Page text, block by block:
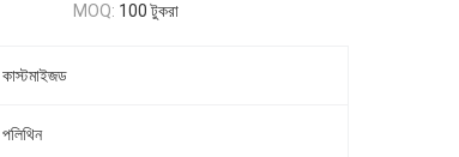
MOQ: 100 টুকরা
কাস্টমাইজড
পলিথিন